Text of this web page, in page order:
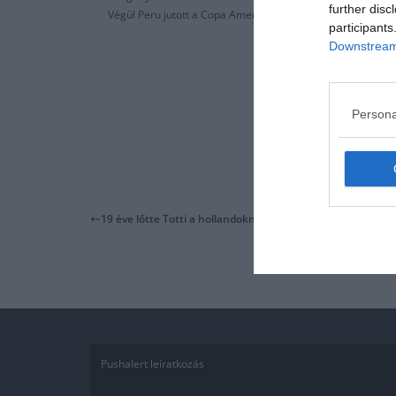
further
Végül Peru jutott a Copa America elődöntőjébe
19 éve lőtte Totti a hollandoknak a panenka büntetőjét
Pushalert leíratkozás